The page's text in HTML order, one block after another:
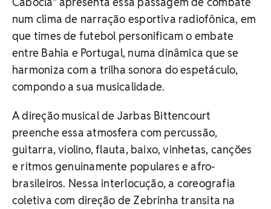
num clima de narração esportiva radiofônica, em
que times de futebol personificam o embate
entre Bahia e Portugal, numa dinâmica que se
harmoniza com a trilha sonora do espetáculo,
compondo a sua musicalidade.
A direção musical de Jarbas Bittencourt
preenche essa atmosfera com percussão,
guitarra, violino, flauta, baixo, vinhetas, canções
e ritmos genuinamente populares e afro-
brasileiros. Nessa interlocução, a coreografia
coletiva com direção de Zebrinha transita na